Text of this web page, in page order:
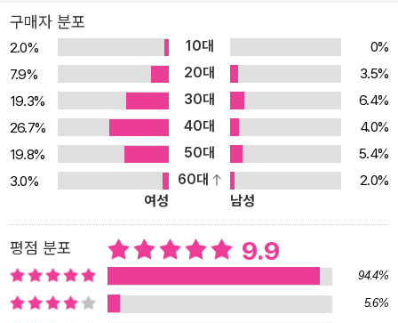
또한 자신의 인생 이야기를 담은 책을 당신의 손자들에게 아름답게
물려줄 것이다.” 출간 즉시 전 세계 젊은 독자들 사이에서 폭발적인
입소문과 반응을 끌어내면서 아마존 최고의 기프트북으로 사랑받고
있는 이 책의 마지막 장을 덮고 나면 당신은 사랑하는 가족과 마주 앉
아 미소를 짓고, 따뜻한 말을 건네고, 서로의 연결이 깊어지는 놀라운
경험을 하게 될 것이다. 그리고 생생하게 깨닫게 될 것이다. 인류가 여
기까지 진화해온 것은 결국 서로 사랑하는 사람들이, 서로의 이야기
에 귀 기울여왔기 때문이라는 것을. “이 책을 어머니에게 선물했다.
그러자 어머니는 이 책을 내가 힘들 때마다 펼쳐드는 지혜로운 경전
으로 만들어주셨다.” _아마존 독자 폭발적인 입소문, 2025년 아마존
베스트셀러 종합 1위 어버이날 최고의 선물 1위 이 책은 바쁜 엄마로
살아오느라 잊고 살았던 당신의 어릴 적 꿈과 소녀 시절의 열정, 푸르
게 빛났던 청춘의 낮과 밤을 복원한다. 미래를 고민하는 젊은 당신에
구매자 분포
2.0% 10대
0%
7.9%
20대
3.5%
19.3%
30대
6.4%
26.7%
40대
4.0%
19.8%
50대
5.4%
3.0%
60대
2.0%
여성
남성
평점 분포 9.9
94.4%
5.6%